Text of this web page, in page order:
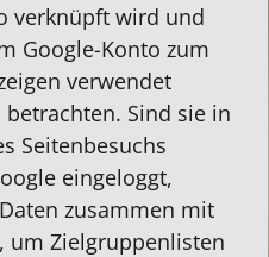
verknüpft wird und
Google-Konto zum
verwendet
Sind sie in
Seitenbesuchs
eingeloggt,
zusammen mit
um Zielgruppenlisten